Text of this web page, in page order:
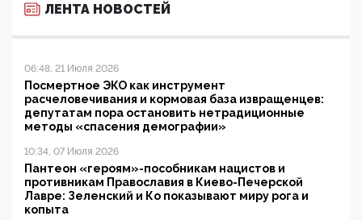
ЛЕНТА НОВОСТЕЙ
06:48, 21 Июля 2026
Посмертное ЭКО как инструмент
расчеловечивания и кормовая база извращенцев:
депутатам пора остановить нетрадиционные
методы «спасения демографии»
10:34, 07 Июля 2026
Пантеон «героям»-пособникам нацистов и
противникам Православия в Киево-Печерской
Лавре: Зеленский и Ко показывают миру рога и
копыта